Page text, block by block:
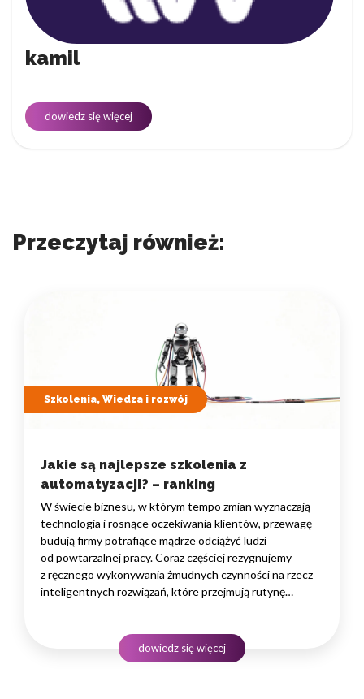
kamil
dowiedz się więcej
Przeczytaj również:
Szkolenia, Wiedza i rozwój
Jakie są najlepsze szkolenia z
automatyzacji? – ranking
W świecie biznesu, w którym tempo zmian wyznaczają
technologia i rosnące oczekiwania klientów, przewagę
budują firmy potrafiące mądrze odciążyć ludzi
od powtarzalnej pracy. Coraz częściej rezygnujemy
z ręcznego wykonywania żmudnych czynności na rzecz
inteligentnych rozwiązań, które przejmują rutynę
rozwojowego to decyzja strategiczna — wpływa
na wydajność zespołów,…
dowiedz się więcej